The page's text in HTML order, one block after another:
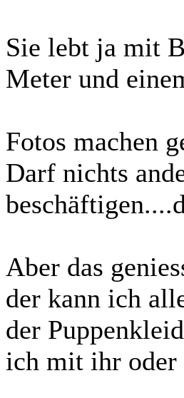
Sie lebt ja mit
Meter und
Fotos machen
Darf nichts
Aber das
der kann ich
der
ich mit ihr oder